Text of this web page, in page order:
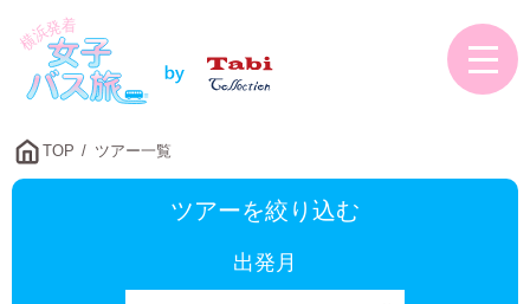
TOP ツアー一覧
ツアーを絞り込む
出発月